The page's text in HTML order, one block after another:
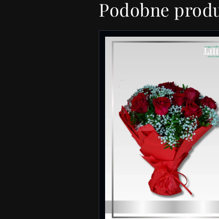
Podobne